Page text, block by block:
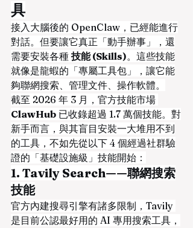
具
接入大腦後的 OpenClaw，已經能進行
對話。但要讓它真正「動手辦事」，還
需要安裝各種 技能 (Skills)。這些技能
就像是龍蝦的「專屬工具包」，讓它能
夠聯網搜索、管理文件、操作軟體。
截至 2026 年 3 月，官方技能市場
ClawHub 已收錄超過 1.7 萬個技能。對
新手而言，與其盲目安裝一大堆用不到
的工具，不如先從以下 4 個經過社群驗
證的「基礎設施級」技能開始：
1. Tavily Search——聯網搜索
技能
官方內建搜尋引擎有諸多限制，Tavily
是目前公認最好用的 AI 專用搜索工具，